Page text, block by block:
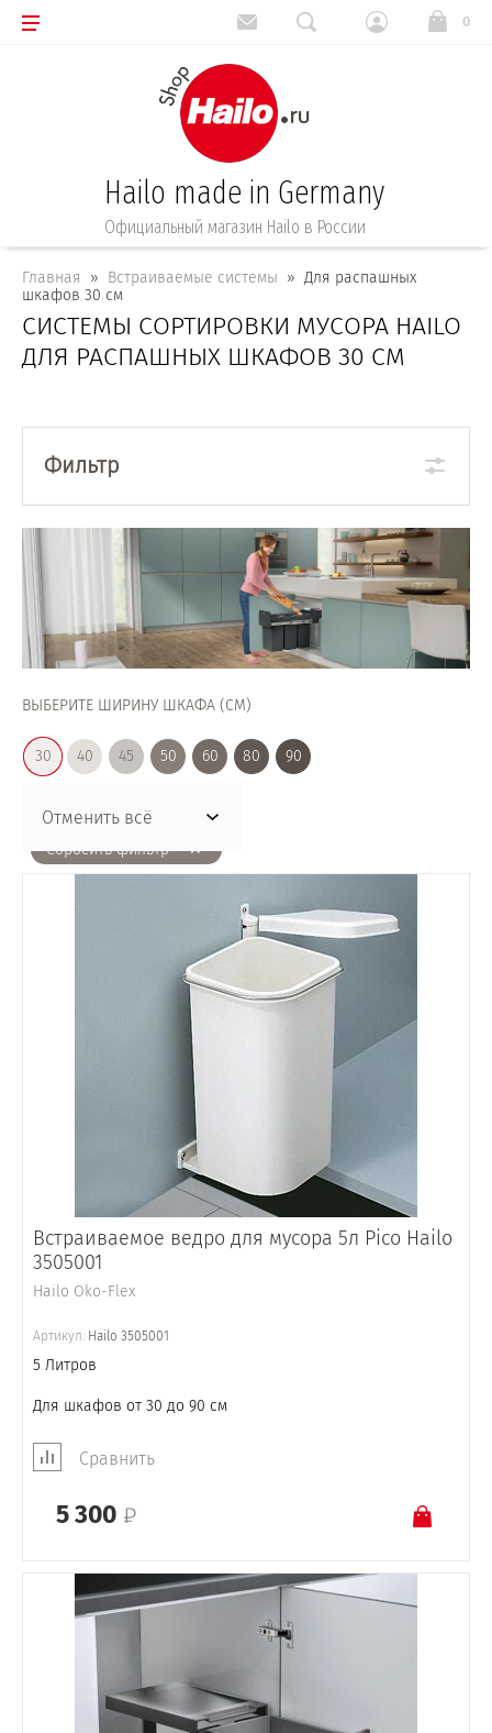
0
Hailo made in Germany
Официальный магазин Hailo в России
Главная
  »
Встраиваемые системы
  »  Для распашных
шкафов 30 см
СИСТЕМЫ СОРТИРОВКИ МУСОРА HAILO
ДЛЯ РАСПАШНЫХ ШКАФОВ 30 СМ
Фильтр
ВЫБЕРИТЕ ШИРИНУ ШКАФА (СМ)
30 40 45 50 60 80 90
Сбросить фильтр
Отменить всё
Встраиваемое ведро для мусора 5л Pico Hailo
3505001
Hailo Oko-Flex
Артикул: Hailo 3505001
5 Литров
Для шкафов от 30 до 90 см
Сравнить
5 300